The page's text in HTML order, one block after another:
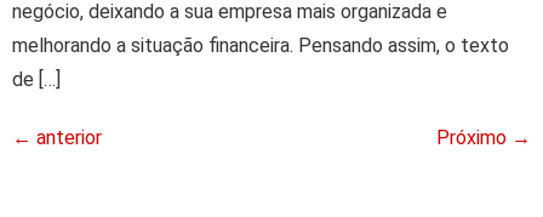
negócio, deixando a sua empresa mais organizada e
melhorando a situação financeira. Pensando assim, o texto
de […]
← anterior Próximo →